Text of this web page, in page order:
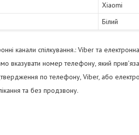
Xiaomi
Білий
канали спілкування.: Viber та
вказувати номер телефону, який
по телефону, Viber, або
та без продзвону.